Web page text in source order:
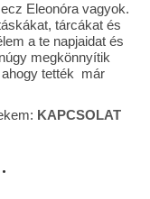
Eleonóra vagyok.
tárcákat és
a te napjaidat és
megkönnyítik
tették már
KAPCSOLAT